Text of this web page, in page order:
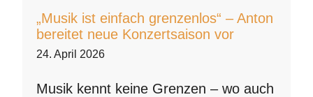
„Musik ist einfach grenzenlos“ – Anton
bereitet neue Konzertsaison vor
24. April 2026
Musik kennt keine Grenzen – wo auch